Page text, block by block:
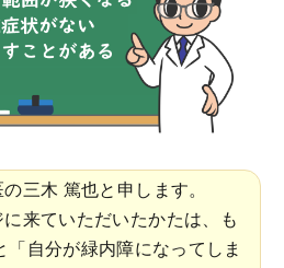
三木 篤也と申します。
に来ていただいたかたは、も
「自分が緑内障になってしま